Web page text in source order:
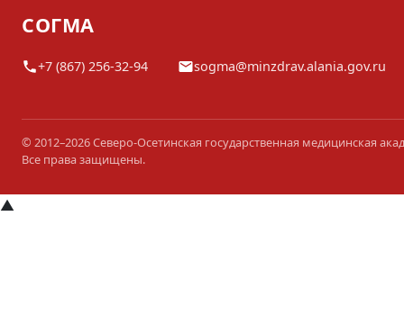
СОГМА
+7 (867) 256-32-94 sogma@minzdrav.alania.gov.ru
© 2012–2026 Северо-Осетинская государственная медицинская
Все права защищены.
▲